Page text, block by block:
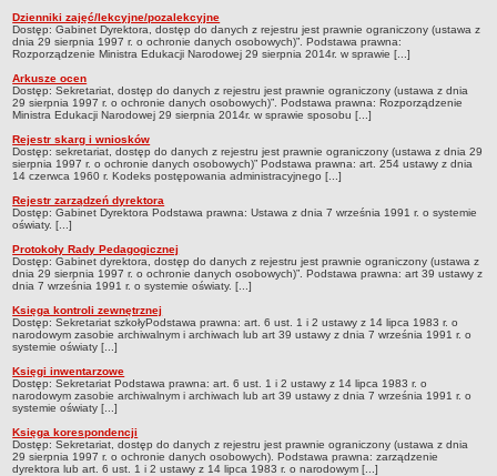
Wielofunkcyjna Placówka
SPECJALNE OŚRODKI SZKOLNO-WYCHOWAWCZE
Specjalny Ośrodek nr 1
Specjalny Ośrodek nr 5
BURSA MIEJSKA
Dane podstawowe
Statut
Majątek
Godziny dyżurów
Ogłoszenie
Zarządzenia
Kontrole
Rejestry, ewidencje, archiwa
Sprawozdania
Deklaracja dostępności
Zespół Poradni
BIURO FINANSÓW OŚWIATY
Dzienniki zajęć/lekcyjne/pozalekcyjne
Dostęp: Gabinet Dyrektora, dostęp do danych z rejestru jest prawnie ograniczony (ustawa z
dnia 29 sierpnia 1997 r. o ochronie danych osobowych)”. Podstawa prawna:
Rozporządzenie Ministra Edukacji Narodowej 29 sierpnia 2014r. w sprawie [...]
Arkusze ocen
Dostęp: Sekretariat, dostęp do danych z rejestru jest prawnie ograniczony (ustawa z dnia
29 sierpnia 1997 r. o ochronie danych osobowych)”. Podstawa prawna: Rozporządzenie
Ministra Edukacji Narodowej 29 sierpnia 2014r. w sprawie sposobu [...]
Rejestr skarg i wniosków
Dostęp: sekretariat, dostęp do danych z rejestru jest prawnie ograniczony (ustawa z dnia 29
sierpnia 1997 r. o ochronie danych osobowych)” Podstawa prawna: art. 254 ustawy z dnia
14 czerwca 1960 r. Kodeks postępowania administracyjnego [...]
Rejestr zarządzeń dyrektora
Dostęp: Gabinet Dyrektora Podstawa prawna: Ustawa z dnia 7 września 1991 r. o systemie
oświaty. [...]
Protokoły Rady Pedagogicznej
Dostęp: Gabinet dyrektora, dostęp do danych z rejestru jest prawnie ograniczony (ustawa z
dnia 29 sierpnia 1997 r. o ochronie danych osobowych)”. Podstawa prawna: art 39 ustawy z
dnia 7 września 1991 r. o systemie oświaty. [...]
Księga kontroli zewnętrznej
Dostęp: Sekretariat szkołyPodstawa prawna: art. 6 ust. 1 i 2 ustawy z 14 lipca 1983 r. o
narodowym zasobie archiwalnym i archiwach lub art 39 ustawy z dnia 7 września 1991 r. o
systemie oświaty [...]
Księgi inwentarzowe
Dostęp: Sekretariat Podstawa prawna: art. 6 ust. 1 i 2 ustawy z 14 lipca 1983 r. o
narodowym zasobie archiwalnym i archiwach lub art 39 ustawy z dnia 7 września 1991 r. o
systemie oświaty [...]
Księga korespondencji
Dostęp: Sekretariat, dostęp do danych z rejestru jest prawnie ograniczony (ustawa z dnia
29 sierpnia 1997 r. o ochronie danych osobowych). Podstawa prawna: zarządzenie
dyrektora lub art. 6 ust. 1 i 2 ustawy z 14 lipca 1983 r. o narodowym [...]